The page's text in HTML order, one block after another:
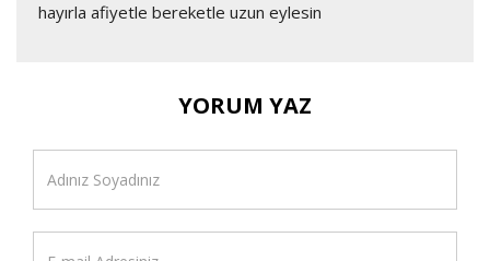
hayırla afiyetle bereketle uzun eylesin
YORUM YAZ